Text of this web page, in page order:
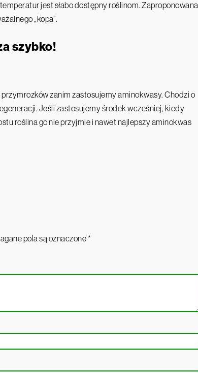
jest słabo dostępny roślinom. Zaproponowana
„kopa”.
szybko!
zanim zastosujemy aminokwasy. Chodzi o
Jeśli zastosujemy środek wcześniej, kiedy
roślina go nie przyjmie i nawet najlepszy aminokwas
pola są oznaczone*